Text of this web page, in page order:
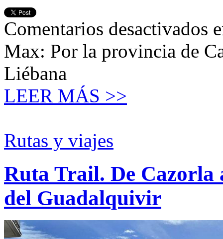
Comentarios desactivados
Max: Por la provincia de
Liébana
LEER MÁS >>
Rutas y viajes
Ruta Trail. De Cazorla
del Guadalquivir